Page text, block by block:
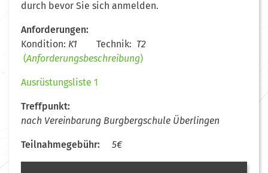
durch bevor Sie sich anmelden.
Anforderungen:
Kondition: K1 Technik: T2
(Anforderungsbeschreibung)
Ausrüstungsliste 1
Treffpunkt:
nach Vereinbarung Burgbergschule Überlingen
Teilnahmegebühr: 5€